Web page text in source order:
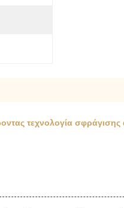
τεχνολογία σφράγισης